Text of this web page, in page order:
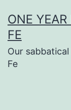
Inhalt
springen
ONE
FE
Our
Fe